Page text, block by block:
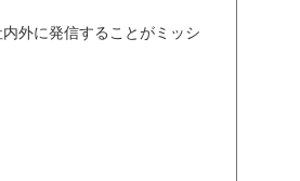
外に発信することがミッシ